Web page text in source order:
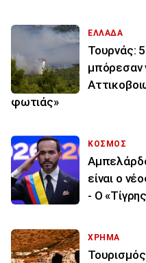
ΕΛΛΑΔΑ
Τουρνάς:
μπόρεσαν
φωτιάς»
ΚΟΣΜΟΣ
είναι ο
- Ο
ΧΡΗΜΑ